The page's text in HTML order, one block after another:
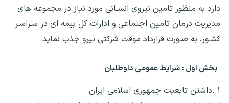
دارد به منظور تامین نیروی انسـانی مورد نیاز در مجموعه های
مدیریت درمان تامین اجتماعی و ادارات کل بیمه ای در سـراسـر
کشـور، به صـورت قرارداد موقت شرکتی نیرو جذب نماید.
بخش اول : شرایط عمومی داوطلبان
۱ .داشتن تابعیت جمهوری اسلامی ایران